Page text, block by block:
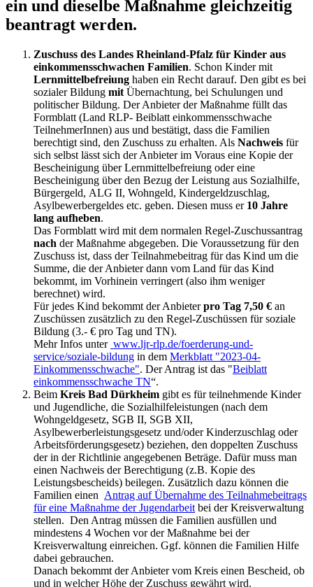
ein und dieselbe Maßnahme gleichzeitig
beantragt werden.
Zuschuss des Landes Rheinland-Pfalz für Kinder aus
einkommensschwachen Familien. Schon Kinder mit
Lernmittelbefreiung haben ein Recht darauf. Den gibt es bei
sozialer Bildung mit Übernachtung, bei Schulungen und
politischer Bildung. Der Anbieter der Maßnahme füllt das
Formblatt (Land RLP- Beiblatt einkommensschwache
TeilnehmerInnen) aus und bestätigt, dass die Familien
berechtigt sind, den Zuschuss zu erhalten. Als Nachweis für
sich selbst lässt sich der Anbieter im Voraus eine Kopie der
Bescheinigung über Lernmittelbefreiung oder eine
Bescheinigung über den Bezug der Leistung aus Sozialhilfe,
Bürgergeld, ALG II, Wohngeld, Kindergeldzuschlag,
Asylbewerbergeldes etc. geben. Diesen muss er 10 Jahre
lang aufheben.
Das Formblatt wird mit dem normalen Regel-Zuschussantrag
nach der Maßnahme abgegeben. Die Voraussetzung für den
Zuschuss ist, dass der Teilnahmebeitrag für das Kind um die
Summe, die der Anbieter dann vom Land für das Kind
bekommt, im Vorhinein verringert (also ihm weniger
berechnet) wird.
Für jedes Kind bekommt der Anbieterpro Tag 7,50 € an
Zuschüssen zusätzlich zu den Regel-Zuschüssen für soziale
Bildung (3.- € pro Tag und TN).
Mehr Infos unter www.ljr-rlp.de/foerderung-und-
service/soziale-bildung in dem Merkblatt "2023-04-
Einkommensschwache". Der Antrag ist das "Beiblatt
einkommensschwache TN“.
Beim Kreis Bad Dürkheim gibt es für teilnehmende Kinder
und Jugendliche, die Sozialhilfeleistungen (nach dem
Wohngeldgesetz, SGB II, SGB XII,
Asylbewerberleistungsgesetz und/oder Kinderzuschlag oder
Arbeitsförderungsgesetz) beziehen, den doppelten Zuschuss
der in der Richtlinie angegebenen Beträge. Dafür muss man
einen Nachweis der Berechtigung (z.B. Kopie des
Leistungsbescheids) beilegen. Zusätzlich dazu können die
Familien einen Antrag auf Übernahme des Teilnahmebeitrags
für eine Maßnahme der Jugendarbeit bei der Kreisverwaltung
stellen. Den Antrag müssen die Familien ausfüllen und
mindestens 4 Wochen vor der Maßnahme bei der
Kreisverwaltung einreichen. Ggf. können die Familien Hilfe
dabei gebrauchen.
Danach bekommt der Anbieter vom Kreis einen Bescheid, ob
und in welcher Höhe der Zuschuss gewährt wird.